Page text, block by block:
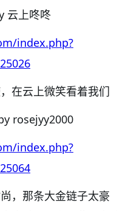
上咚咚
index.php?
在云上微笑看着我们
rosejyy2000
index.php?
，那条大金链子太豪